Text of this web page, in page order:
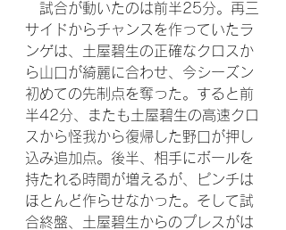
試合が動いたのは前半25分。再三
サイドからチャンスを作っていたラ
ンゲは、土屋碧生の正確なクロスか
ら山口が綺麗に合わせ、今シーズン
初めての先制点を奪った。すると前
半42分、またも土屋碧生の高速クロ
スから怪我から復帰した野口が押し
込み追加点。後半、相手にボールを
持たれる時間が増えるが、ピンチは
ほとんど作らせなかった。そして試
合終盤、土屋碧生からのプレスがは